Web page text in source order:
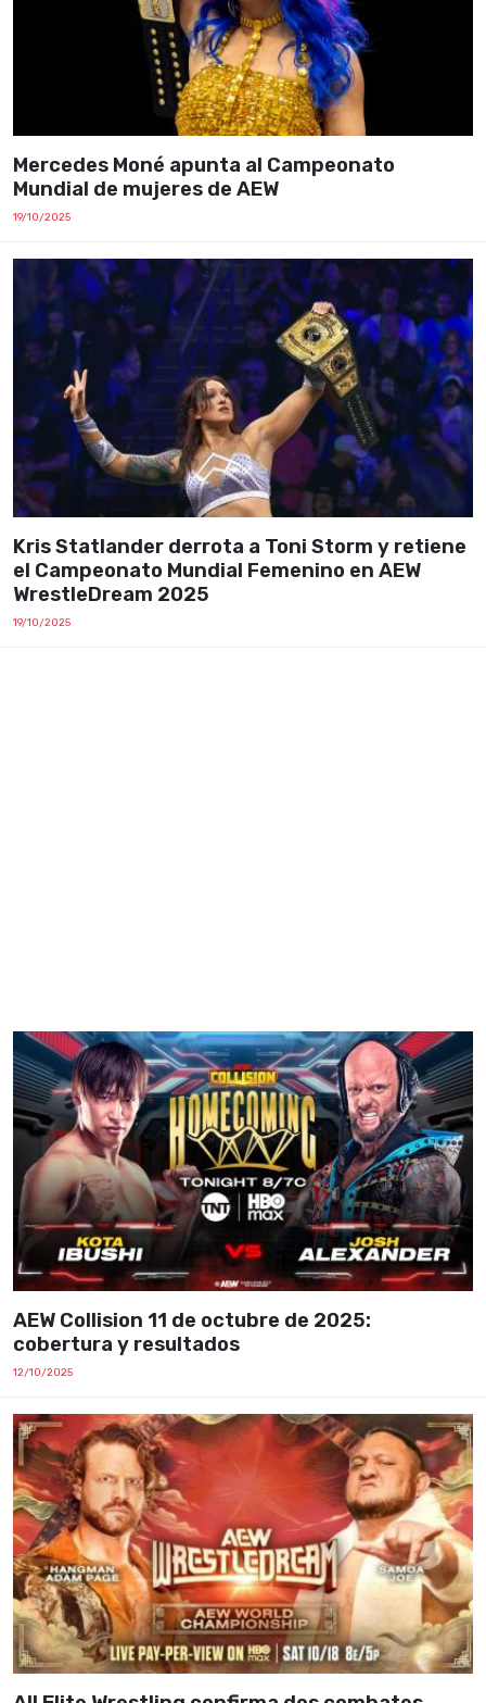
Mercedes Moné apunta al Campeonato
Mundial de mujeres de AEW
19/10/2025
Kris Statlander derrota a Toni Storm y retiene
el Campeonato Mundial Femenino en AEW
WrestleDream 2025
19/10/2025
AEW Collision 11 de octubre de 2025:
cobertura y resultados
12/10/2025